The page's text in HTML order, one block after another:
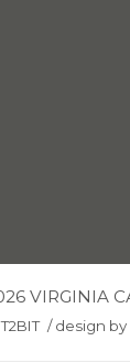
VIRGINIA
/design by